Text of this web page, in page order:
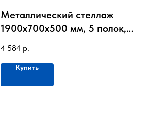
Металлический стеллаж
1900х700х500 мм, 5 полок,
до 60 кг на полку
4 584 р.
Купить